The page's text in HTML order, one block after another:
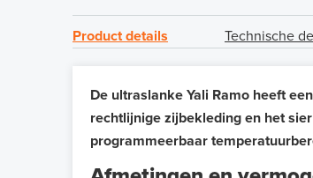
Product details Technische
De ultraslanke Yali Ramo heeft
rechtlijnige zijbekleding en het
programmeerbaar